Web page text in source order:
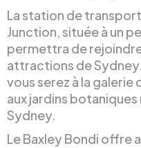
La station de
Junction, située à un
permettra de
attractions de
vous serez à la galerie
aux jardins
Sydney.
Le Baxley Bondi offre